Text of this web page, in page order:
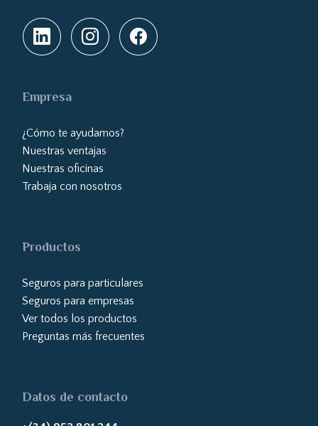
Empresa
¿Cómo te ayudamos?
Nuestras ventajas
Nuestras oficinas
Trabaja con nosotros
Productos
Seguros para particulares
Seguros para empresas
Ver todos los productos
Preguntas más frecuentes
Datos de contacto